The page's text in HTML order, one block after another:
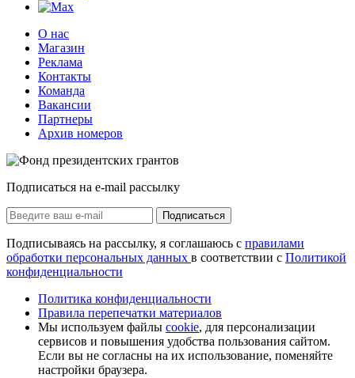
О нас
Магазин
Реклама
Контакты
Команда
Вакансии
Партнеры
Архив номеров
Подписаться на e-mail рассылку
Подписаться
Подписываясь на рассылку, я соглашаюсь с правилами
обработки персональных данных в соответствии с Политикой
конфиденциальности
Политика конфиденциальности
Правила перепечатки материалов
Мы используем файлы cookie, для персонализации
сервисов и повышения удобства пользования сайтом.
Если вы не согласны на их использование, поменяйте
настройки браузера.